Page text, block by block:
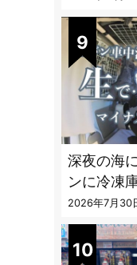
ぎる
深夜の海
ンに冷凍
タルイカ
2026年7月30